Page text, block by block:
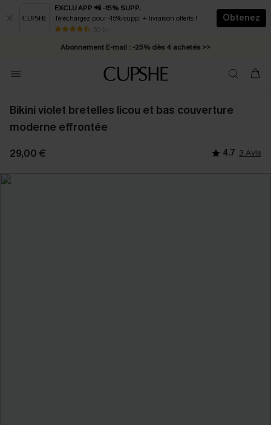
EXCLU APP 📲 -15% SUPP.
Téléchargez pour -15% supp. + livraison offerts !
50 k+
Obtenez
* Livraison éclair 2-3 jours ouvrés >>
Abonnement E-mail : -25% dès 4 achetés >>
Bikini violet bretelles licou et bas couverture
moderne effrontée
29,00 € 4.7 3 Avis